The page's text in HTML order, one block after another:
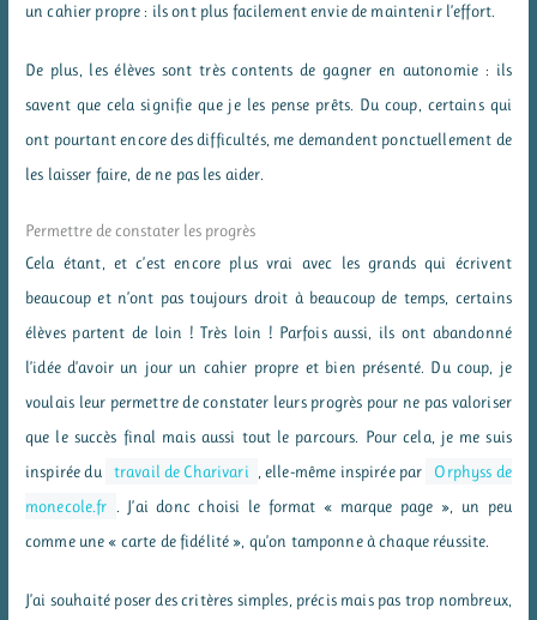
un cahier propre : ils ont plus facilement envie de maintenir l’effort.
De plus, les élèves sont très contents de gagner en autonomie : ils
savent que cela signifie que je les pense prêts. Du coup, certains qui
ont pourtant encore des difficultés, me demandent ponctuellement de
les laisser faire, de ne pas les aider.
Permettre de constater les progrès
Cela étant, et c’est encore plus vrai avec les grands qui écrivent
beaucoup et n’ont pas toujours droit à beaucoup de temps, certains
élèves partent de loin ! Très loin ! Parfois aussi, ils ont abandonné
l’idée d’avoir un jour un cahier propre et bien présenté. Du coup, je
voulais leur permettre de constater leurs progrès pour ne pas valoriser
que le succès final mais aussi tout le parcours. Pour cela, je me suis
inspirée du
travail de Charivari , elle-même inspirée par
Orphyss de
monecole.fr . J’ai donc choisi le format « marque page », un peu
comme une « carte de fidélité », qu’on tamponne à chaque réussite.
J’ai souhaité poser des critères simples, précis mais pas trop nombreux,